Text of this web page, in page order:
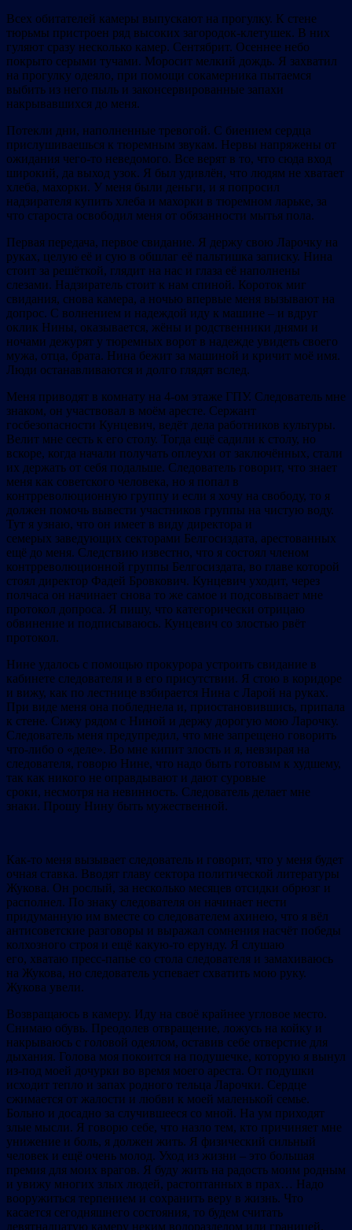
Всех обитателей камеры выпускают на прогулку. К стене
тюрьмы пристроен ряд высоких загородок-клетушек. В них
гуляют сразу несколько камер. Сентябрит. Осеннее небо
покрыто серыми тучами. Моросит мелкий дождь. Я захватил
на прогулку одеяло, при помощи сокамерника пытаемся
выбить из него пыль и законсервированные запахи
накрывавшихся до меня.
Потекли дни, наполненные тревогой. С биением сердца
прислушиваешься к тюремным звукам. Нервы напряжены от
ожидания чего-то неведомого. Все верят в то, что сюда вход
широкий, да выход узок. Я был удивлён, что людям не хватает
хлеба, махорки. У меня были деньги, и я попросил
надзирателя купить хлеба и махорки в тюремном ларьке, за
что староста освободил меня от обязанности мытья пола.
Первая передача, первое свидание. Я держу свою Ларочку на
руках, целую её и сую в обшлаг её пальтишка записку. Нина
стоит за решёткой, глядит на нас и глаза её наполнены
слезами. Надзиратель стоит к нам спиной. Короток миг
свидания, снова камера, а ночью впервые меня вызывают на
допрос. С волнением и надеждой иду к машине – и вдруг
оклик Нины, оказывается, жёны и родственники днями и
ночами дежурят у тюремных ворот в надежде увидеть своего
мужа, отца, брата. Нина бежит за машиной и кричит моё имя.
Люди останавливаются и долго глядят вслед.
Меня приводят в комнату на 4-ом этаже ГПУ. Следователь мне
знаком, он участвовал в моём аресте. Сержант
госбезопасности Кунцевич, ведёт дела работников культуры.
Велит мне сесть к его столу. Тогда ещё садили к столу, но
вскоре, когда начали получать оплеухи от заключённых, стали
их держать от себя подальше. Следователь говорит, что знает
меня как советского человека, но я попал в
контрреволюционную группу и если я хочу на свободу, то я
должен помочь вывести участников группы на чистую воду.
Тут я узнаю, что он имеет в виду директора и
семерых заведующих секторами Белгосиздата, арестованных
ещё до меня. Следствию известно, что я состоял членом
контрреволюционной группы Белгосиздата, во главе которой
стоял директор Фадей Бровкович. Кунцевич уходит, через
полчаса он начинает снова то же самое и подсовывает мне
протокол допроса. Я пишу, что категорически отрицаю
обвинение и подписываюсь. Кунцевич со злостью рвёт
протокол.
Нине удалось с помощью прокурора устроить свидание в
кабинете следователя и в его присутствии. Я стою в коридоре
и вижу, как по лестнице взбирается Нина с Ларой на руках.
При виде меня она побледнела и, приостановившись, припала
к стене. Сижу рядом с Ниной и держу дорогую мою Ларочку.
Следователь меня предупредил, что мне запрещено говорить
что-либо о «деле». Во мне кипит злость и я, невзирая на
следователя, говорю Нине, что надо быть готовым к худшему,
так как никого не оправдывают и дают суровые
сроки, несмотря на невинность. Следователь делает мне
знаки. Прошу Нину быть мужественной.
Как-то меня вызывает следователь и говорит, что у меня будет
очная ставка. Вводят главу сектора политической литературы
Жукова. Он рослый, за несколько месяцев отсидки обрюзг и
располнел. По знаку следователя он начинает нести
придуманную им вместе со следователем ахинею, что я вёл
антисоветские разговоры и выражал сомнения насчёт победы
колхозного строя и ещё какую-то ерунду. Я слушаю
его, хватаю пресс-папье со стола следователя и замахиваюсь
на Жукова, но следователь успевает схватить мою руку.
Жукова увели.
Возвращаюсь в камеру. Иду на своё крайнее угловое место.
Снимаю обувь. Преодолев отвращение, ложусь на койку и
накрываюсь с головой одеялом, оставив себе отверстие для
дыхания. Голова моя покоится на подушечке, которую я вынул
из-под моей дочурки во время моего ареста. От подушки
исходит тепло и запах родного тельца Ларочки. Сердце
сжимается от жалости и любви к моей маленькой семье.
Больно и досадно за случившееся со мной. На ум приходят
злые мысли. Я говорю себе, что назло тем, кто причиняет мне
унижение и боль, я должен жить. Я физический сильный
человек и ещё очень молод. Уход из жизни – это большая
премия для моих врагов. Я буду жить на радость моим родным
и увижу многих злых людей, растоптанных в прах… Надо
вооружиться терпением и сохранить веру в жизнь. Что
касается сегодняшнего состояния, то будем считать
девятнадцатую камеру неким водоразделом или границей,